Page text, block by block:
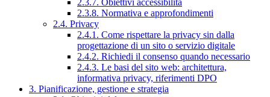
2.3.8. Normativa e approfondimenti
2.4. Privacy
2.4.1. Come rispettare la privacy sin dalla
progettazione di un sito o servizio digitale
2.4.2. Richiedi il consenso quando necessario
2.4.3. Le basi del sito web: architettura,
informativa privacy, riferimenti DPO
3. Pianificazione, gestione e strategia